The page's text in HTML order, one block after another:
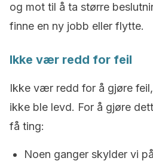
og mot til å ta større
finne en ny jobb eller flytte.
Ikke vær redd for feil
Ikke vær redd for å gjøre
ikke ble levd. For å gjøre
få ting:
Noen ganger skylder vi